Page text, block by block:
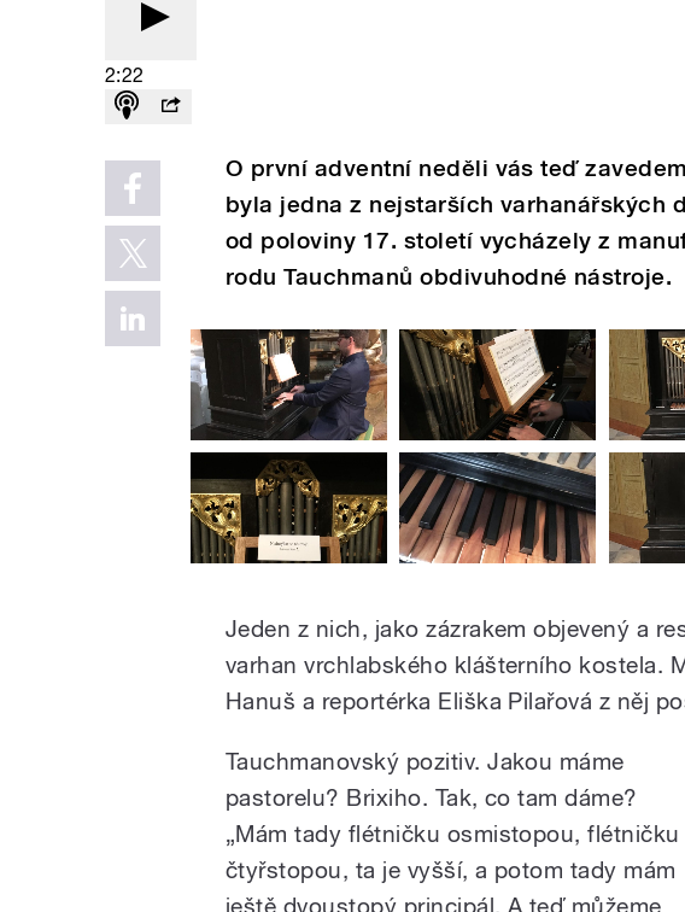
2:22
O první adventní neděli vás teď
byla jedna z nejstarších varhanářských
od poloviny 17. století vycházely z
rodu Tauchmanů obdivuhodné nástroje.
Jeden z nich, jako zázrakem objevený a
varhan vrchlabského klášterního kostela.
Hanuš a reportérka Eliška Pilařová z něj
Tauchmanovský pozitiv. Jakou máme
pastorelu? Brixiho. Tak, co tam dáme?
„Mám tady flétničku osmistopou, flétničku
čtyřstopou, ta je vyšší, a potom tady mám
ještě dvoustopý principál. A teď můžeme